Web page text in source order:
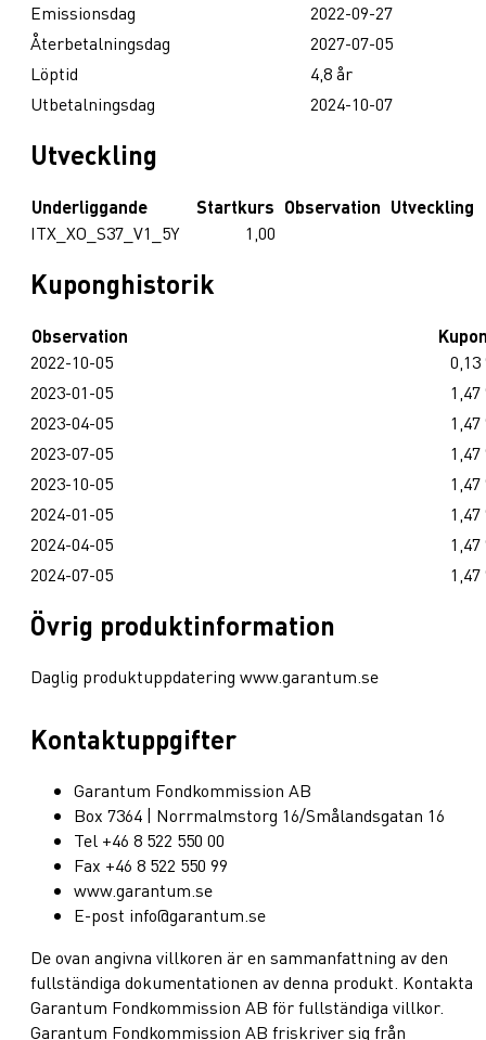
Emissionsdag
2022-09-27
Återbetalningsdag
2027-07-05
Löptid
4,8 år
Utbetalningsdag
2024-10-07
Utveckling
Underliggande Startkurs Observation Utveckling
ITX_XO_S37_V1_5Y
1,00
Kuponghistorik
Observation
2022-10-05
0,13
2023-01-05
1,47
2023-04-05
1,47
2023-07-05
1,47
2023-10-05
1,47
2024-01-05
1,47
2024-04-05
1,47
2024-07-05
1,47
Övrig produktinformation
Daglig produktuppdatering www.garantum.se
Kontaktuppgifter
Garantum Fondkommission AB
Box 7364 | Norrmalmstorg 16/Smålandsgatan 16
Tel +46 8 522 550 00
Fax +46 8 522 550 99
www.garantum.se
E-post info@garantum.se
De ovan angivna villkoren är en sammanfattning av den
fullständiga dokumentationen av denna produkt. Kontakta
Garantum Fondkommission AB för fullständiga villkor.
Garantum Fondkommission AB friskriver sig från